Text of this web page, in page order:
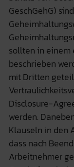
GeschGehG)
sollten in einem
beschrieben
mit Dritten
Disclosure-
werden.
Klauseln in den
dass nach
Arbeitnehmer